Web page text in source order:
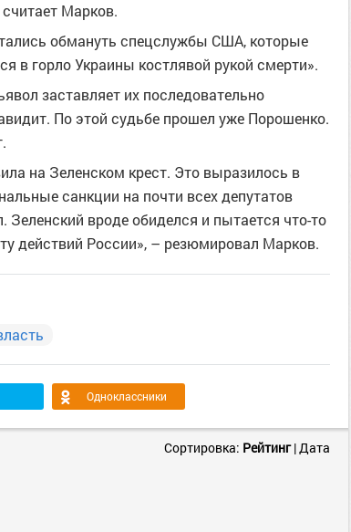
Марков.
обмануть спецслужбы США, которые
в горло Украины костлявой рукой смерти».
заставляет их последовательно
По этой судьбе прошел уже Порошенко.
на Зеленском крест. Это выразилось в
санкции на почти всех депутатов
вроде обиделся и пытается что-то
действий России», – резюмировал Марков.
Одноклассники
Сортировка: Рейтинг|Дата